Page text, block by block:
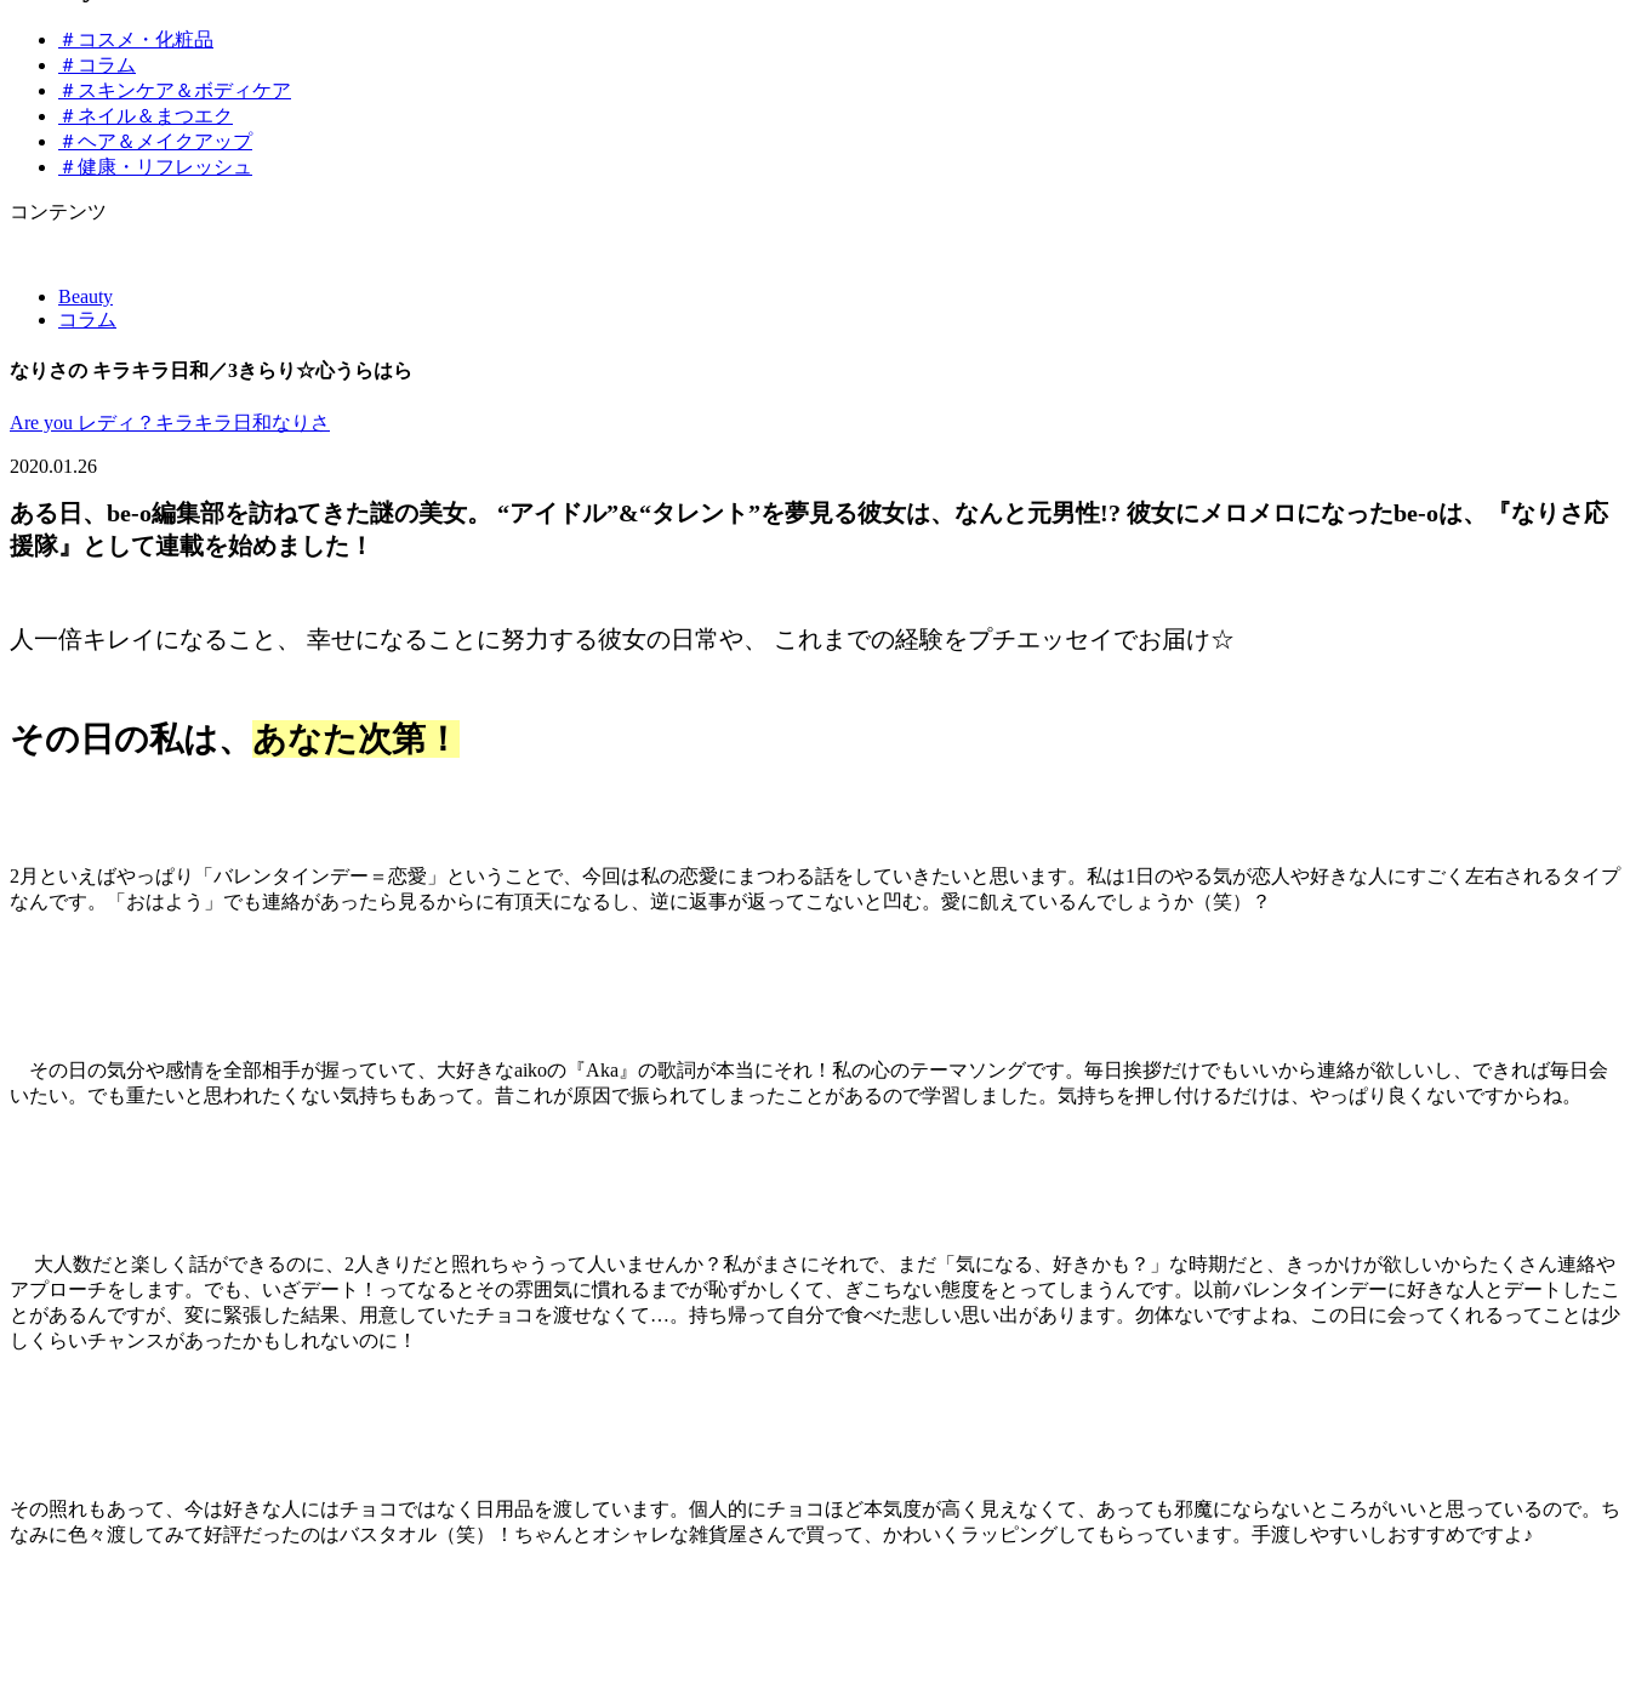
＃コスメ・化粧品
＃コラム
＃スキンケア＆ボディケア
＃ネイル＆まつエク
＃ヘア＆メイクアップ
＃健康・リフレッシュ
コンテンツ
Beauty
コラム
なりさの キラキラ日和／3きらり☆心うらはら
Are you レディ？ キラキラ日和なりさ
2020.01.26
ある日、be-o編集部を訪ねてきた謎の美女。 “アイドル”&“タレント”を夢見る彼女は、なんと元男性!? 彼女にメロメロになったbe-oは、『なりさ応
援隊』として連載を始めました！
人一倍キレイになること、 幸せになることに努力する彼女の日常や、 これまでの経験をプチエッセイでお届け☆
その日の私は、 あなた次第！
2月といえばやっぱり「バレンタインデー＝恋愛」ということで、今回は私の恋愛にまつわる話をしていきたいと思います。私は1日のやる気が恋人や好きな人にすごく左右されるタイプ
なんです。「おはよう」でも連絡があったら見るからに有頂天になるし、逆に返事が返ってこないと凹む。愛に飢えているんでしょうか（笑）？
その日の気分や感情を全部相手が握っていて、大好きなaikoの『Aka』の歌詞が本当にそれ！私の心のテーマソングです。毎日挨拶だけでもいいから連絡が欲しいし、できれば毎日会
いたい。でも重たいと思われたくない気持ちもあって。昔これが原因で振られてしまったことがあるので学習しました。気持ちを押し付けるだけは、やっぱり良くないですからね。
大人数だと楽しく話ができるのに、2人きりだと照れちゃうって人いませんか？私がまさにそれで、まだ「気になる、好きかも？」な時期だと、きっかけが欲しいからたくさん連絡や
アプローチをします。でも、いざデート！ってなるとその雰囲気に慣れるまでが恥ずかしくて、ぎこちない態度をとってしまうんです。以前バレンタインデーに好きな人とデートしたこ
とがあるんですが、変に緊張した結果、用意していたチョコを渡せなくて…。持ち帰って自分で食べた悲しい思い出があります。勿体ないですよね、この日に会ってくれるってことは少
しくらいチャンスがあったかもしれないのに！
その照れもあって、今は好きな人にはチョコではなく日用品を渡しています。個人的にチョコほど本気度が高く見えなくて、あっても邪魔にならないところがいいと思っているので。ち
なみに色々渡してみて好評だったのはバスタオル（笑）！ちゃんとオシャレな雑貨屋さんで買って、かわいくラッピングしてもらっています。手渡しやすいしおすすめですよ♪